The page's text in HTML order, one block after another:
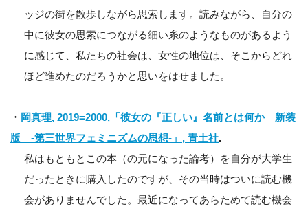
ッジの街を散歩しながら思索します。読みながら、自分の
中に彼女の思索につながる細い糸のようなものがあるよう
に感じて、私たちの社会は、女性の地位は、そこからどれ
ほど進めたのだろうかと思いをはせました。
・ 岡真理, 2019=2000,「彼女の『正しい』名前とは何か 新装
版 -第三世界フェミニズムの思想-」, 青土社.
私はもともとこの本（の元になった論考）を自分が大学生
だったときに購入したのですが、その当時はついに読む機
会がありませんでした。最近になってあらためて読む機会